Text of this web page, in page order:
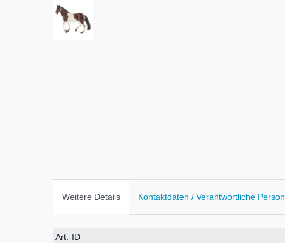
Weitere Details Kontaktdaten / Verantwortliche Person
Technisches
Wert
Art.-ID